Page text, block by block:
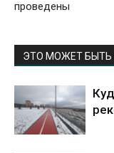
проведены
ЭТО МОЖЕТ БЫТЬ